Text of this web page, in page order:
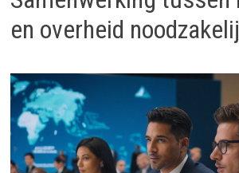
en overheid